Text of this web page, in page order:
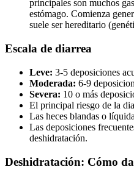
principales son muchos
estómago. Comienza
suele ser hereditario
Escala de diarrea
Leve: 3-5 deposiciones
Moderada: 6-9
Severa: 10 o más
El principal riesgo de la
Las heces blandas o
Las deposiciones
deshidratación.
Deshidratación: Cómo